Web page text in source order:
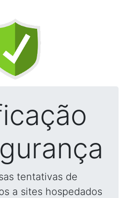
tentativas de
a sites hospedados